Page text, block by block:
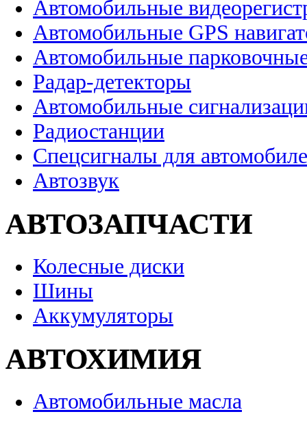
Автомобильные
Автомобильные GPS
Автомобильные
Радар-детекторы
Автомобильные
Радиостанции
Спецсигналы для
Автозвук
АВТОЗАПЧАСТИ
Колесные диски
Шины
Аккумуляторы
АВТОХИМИЯ
Автомобильные масла